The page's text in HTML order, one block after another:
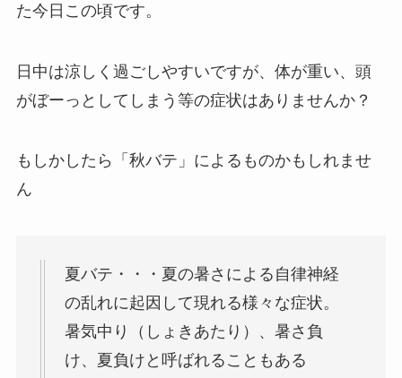
た今日この頃です。
日中は涼しく過ごしやすいですが、体が重い、頭
がぼーっとしてしまう等の症状はありませんか？
もしかしたら「秋バテ」によるものかもしれませ
ん
夏バテ・・・夏の暑さによる自律神経
の乱れに起因して現れる様々な症状。
暑気中り（しょきあたり）、暑さ負
け、夏負けと呼ばれることもある